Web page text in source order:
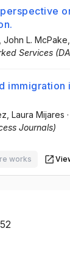
John L. McPake
Services
immigration
, Laura Mijares ·
Journals)
works